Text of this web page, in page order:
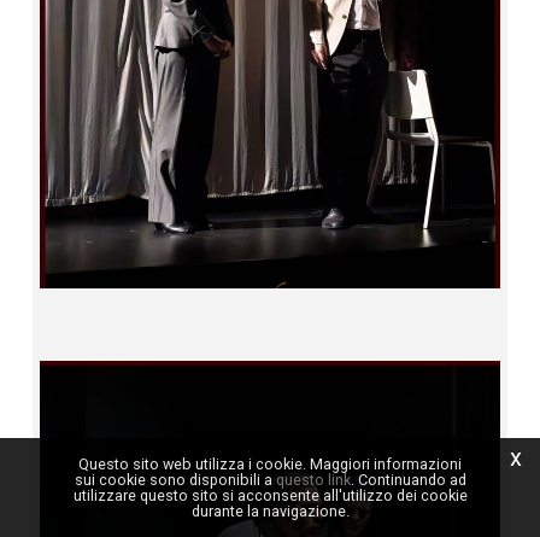
x
Questo sito web utilizza i cookie. Maggiori informazioni
sui cookie sono disponibili a questo link. Continuando ad
utilizzare questo sito si acconsente all'utilizzo dei cookie
durante la navigazione.